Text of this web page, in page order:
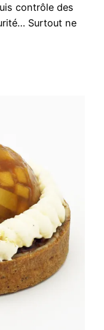
contrôle des
Surtout ne